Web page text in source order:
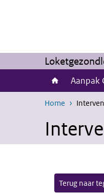
Aanpak
Home
Terug naar